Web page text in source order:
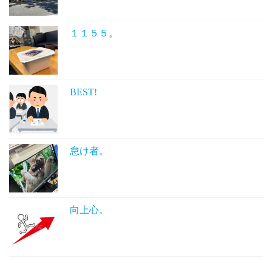
１１５５。
BEST!
怠け者。
向上心。